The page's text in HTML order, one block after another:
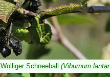
Wolliger Schneeball (Viburnum